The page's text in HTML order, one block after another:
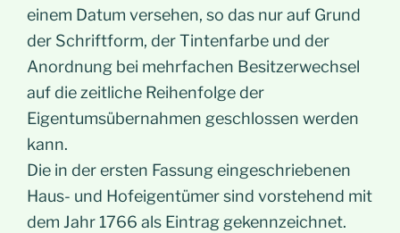
einem Datum versehen, so das nur auf Grund
der Schriftform, der Tintenfarbe und der
Anordnung bei mehrfachen Besitzerwechsel
auf die zeitliche Reihenfolge der
Eigentumsübernahmen geschlossen werden
kann.
Die in der ersten Fassung eingeschriebenen
Haus- und Hofeigentümer sind vorstehend mit
dem Jahr 1766 als Eintrag gekennzeichnet.